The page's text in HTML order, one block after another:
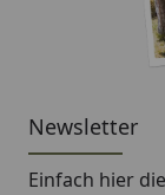
Newsletter
Einfach hier